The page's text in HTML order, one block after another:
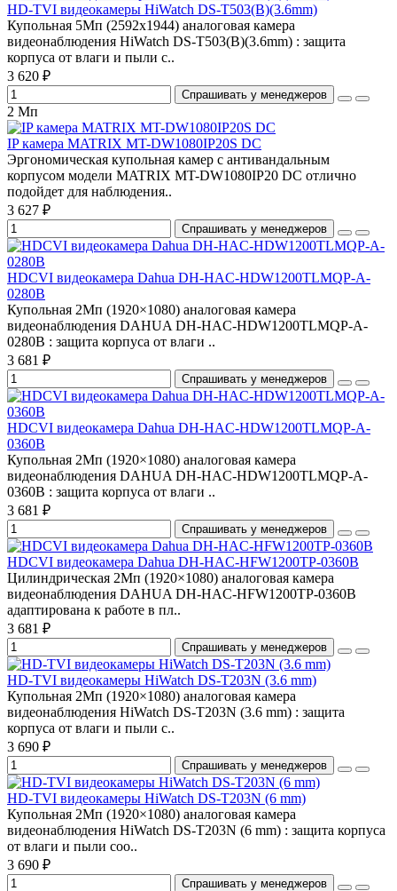
HD-TVI видеокамеры HiWatch DS-T503(B)(3.6mm)
Купольная 5Мп (2592х1944) аналоговая камера
видеонаблюдения HiWatch DS-T503(B)(3.6mm) : защита
корпуса от влаги и пыли с..
3 620 ₽
Спрашивать у менеджеров
2 Мп
IP камера MATRIX MT-DW1080IP20S DC
Эргономическая купольная камер с антивандальным
корпусом модели MATRIX MT-DW1080IP20 DC отлично
подойдет для наблюдения..
3 627 ₽
Спрашивать у менеджеров
HDCVI видеокамера Dahua DH-HAC-HDW1200TLMQP-A-
0280B
Купольная 2Мп (1920×1080) аналоговая камера
видеонаблюдения DAHUA DH-HAC-HDW1200TLMQP-A-
0280B : защита корпуса от влаги ..
3 681 ₽
Спрашивать у менеджеров
HDCVI видеокамера Dahua DH-HAC-HDW1200TLMQP-A-
0360B
Купольная 2Мп (1920×1080) аналоговая камера
видеонаблюдения DAHUA DH-HAC-HDW1200TLMQP-A-
0360B : защита корпуса от влаги ..
3 681 ₽
Спрашивать у менеджеров
HDCVI видеокамера Dahua DH-HAC-HFW1200TP-0360B
Цилиндрическая 2Мп (1920×1080) аналоговая камера
видеонаблюдения DAHUA DH-HAC-HFW1200TP-0360B
адаптирована к работе в пл..
3 681 ₽
Спрашивать у менеджеров
HD-TVI видеокамеры HiWatch DS-T203N (3.6 mm)
Купольная 2Мп (1920×1080) аналоговая камера
видеонаблюдения HiWatch DS-T203N (3.6 mm) : защита
корпуса от влаги и пыли с..
3 690 ₽
Спрашивать у менеджеров
HD-TVI видеокамеры HiWatch DS-T203N (6 mm)
Купольная 2Мп (1920×1080) аналоговая камера
видеонаблюдения HiWatch DS-T203N (6 mm) : защита корпуса
от влаги и пыли соо..
3 690 ₽
Спрашивать у менеджеров